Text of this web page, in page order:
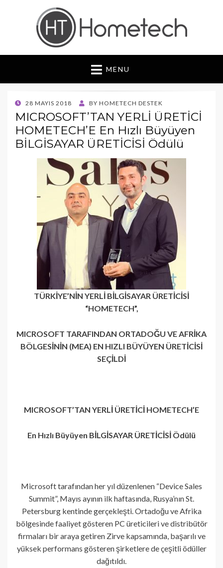
Hometech | Blog
"Daima yenilikçi, Daima güvenilir"
MENU
POSTED
ON
28 MAYIS 2018 BY HOMETECH DESTEK
MICROSOFT’TAN YERLİ ÜRETİCİ
HOMETECH’E En Hızlı Büyüyen
BİLGİSAYAR ÜRETİCİSİ Ödülü
TÜRKİYE’NİN YERLİ BİLGİSAYAR ÜRETİCİSİ
“HOMETECH”,
MICROSOFT TARAFINDAN ORTADOĞU VE AFRİKA
BÖLGESİNİN (MEA) EN HIZLI BÜYÜYEN ÜRETİCİSİ
SEÇİLDİ
MICROSOFT’TAN YERLİ ÜRETİCİ HOMETECH’E
En Hızlı Büyüyen BİLGİSAYAR ÜRETİCİSİ Ödülü
Microsoft tarafından her yıl düzenlenen “Device Sales
Summit”, Mayıs ayının ilk haftasında, Rusya’nın St.
Petersburg kentinde gerçekleşti. Ortadoğu ve Afrika
bölgesinde faaliyet gösteren PC üreticileri ve distribütör
firmaları bir araya getiren Zirve kapsamında, başarılı ve
yüksek performans gösteren şirketlere de çeşitli ödüller
dağıtıldı.